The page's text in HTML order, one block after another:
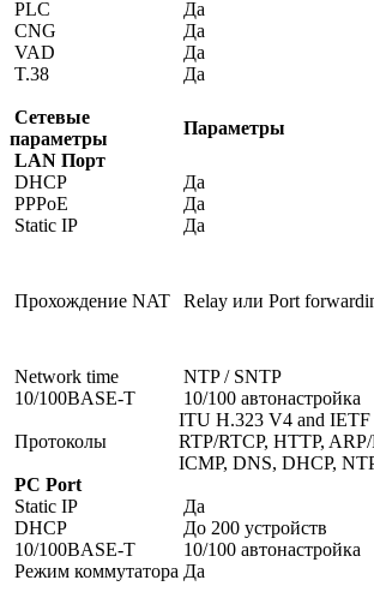
PLC
Да
CNG
Да
VAD
Да
T.38
Да
Сетевые
параметры
Параметры
LAN Порт
DHCP
Да
PPPoE
Да
Static IP
Да
Прохождение NAT Relay или Port
Network time
NTP / SNTP
10/100BASE-T
10/100 автонастройка
Протоколы
ITU H.323 V4 and IETF
RTP/RTCP, HTTP,
ICMP, DNS, DHCP,
PC Port
Static IP
Да
DHCP
До 200 устройств
10/100BASE-T
10/100 автонастройка
Режим коммутатора Да